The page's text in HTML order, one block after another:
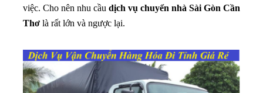
việc. Cho nên nhu cầu dịch vụ chuyển nhà Sài Gòn Cần
Thơ là rất lớn và ngược lại.